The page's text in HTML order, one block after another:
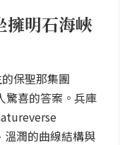
擁明石海峽
保聖那集團
驚喜的答案。兵庫
潤的曲線結構與